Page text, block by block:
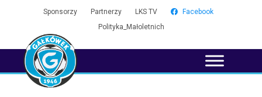
Sponsorzy Partnerzy LKS TV
Facebook
Polityka_Małoletnich